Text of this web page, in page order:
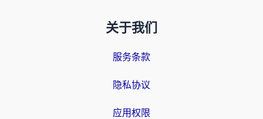
关于我们
服务条款
隐私协议
应用权限